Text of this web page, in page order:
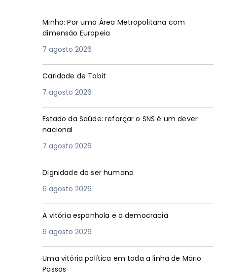
Minho: Por uma Área Metropolitana com
dimensão Europeia
7 agosto 2026
Caridade de Tobit
7 agosto 2026
Estado da Saúde: reforçar o SNS é um dever
nacional
7 agosto 2026
Dignidade do ser humano
6 agosto 2026
A vitória espanhola e a democracia
6 agosto 2026
Uma vitória política em toda a linha de Mário
Passos